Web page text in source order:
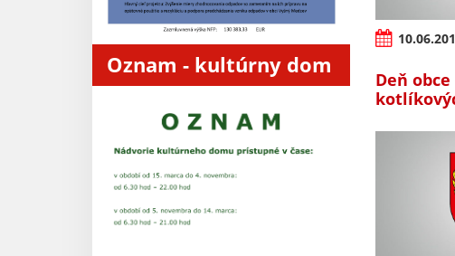
Oznam - kultúrny dom
Deň